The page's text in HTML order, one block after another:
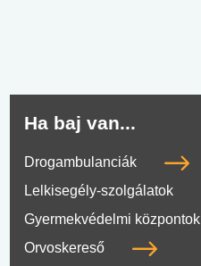
Ha baj van...
Drogambulanciák
Lelkisegély-szolgálatok
Gyermekvédelmi központok
Orvoskereső